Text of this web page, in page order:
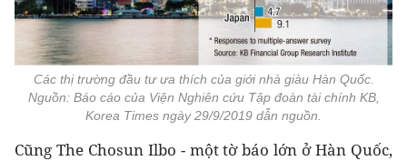
Các thị trường đầu tư ưa thích của giới nhà giàu Hàn Quốc.
Nguồn: Báo cáo của Viện Nghiên cứu Tập đoàn tài chính KB,
Korea Times ngày 29/9/2019 dẫn nguồn.
Cũng The Chosun Ilbo - một tờ báo lớn ở Hàn Quốc,